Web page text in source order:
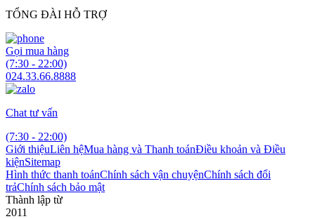
TỔNG ĐÀI HỖ TRỢ
Gọi mua hàng
(7:30 - 22:00)
024.33.66.8888
Chat tư vấn
(7:30 - 22:00)
Giới thiệuLiên hệMua hàng và Thanh toánĐiều khoản và Điều
kiệnSitemap
Hình thức thanh toánChính sách vận chuyệnChính sách đổi
trảChính sách bảo mật
Thành lập từ
2011